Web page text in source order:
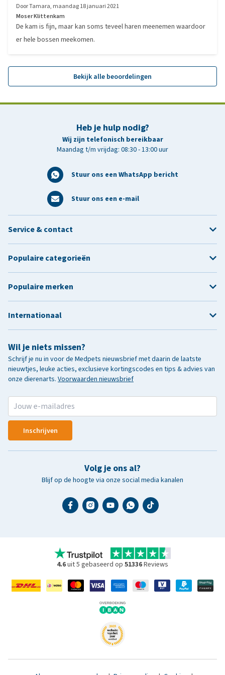
DoorTamara, maandag 18 januari 2021
Moser Klittenkam
De kam is fijn, maar kan soms teveel haren meenemen waardoor
er hele bossen meekomen.
Bekijk alle beoordelingen
Heb je hulp nodig?
Wij zijn telefonisch bereikbaar
Maandag t/m vrijdag: 08:30 - 13:00 uur
Stuur ons een WhatsApp bericht
Stuur ons een e-mail
Wil je niets missen?
Schrijf je nu in voor de Medpets nieuwsbrief met daarin de laatste
nieuwtjes, leuke acties, exclusieve kortingscodes en tips & advies van
onze dierenarts. Voorwaarden nieuwsbrief
Inschrijven
Volg je ons al?
Blijf op de hoogte via onze social media kanalen
Service & contact
Populaire categorieën
Populaire merken
Internationaal
4.6uit 5 gebaseerd op 51336Reviews